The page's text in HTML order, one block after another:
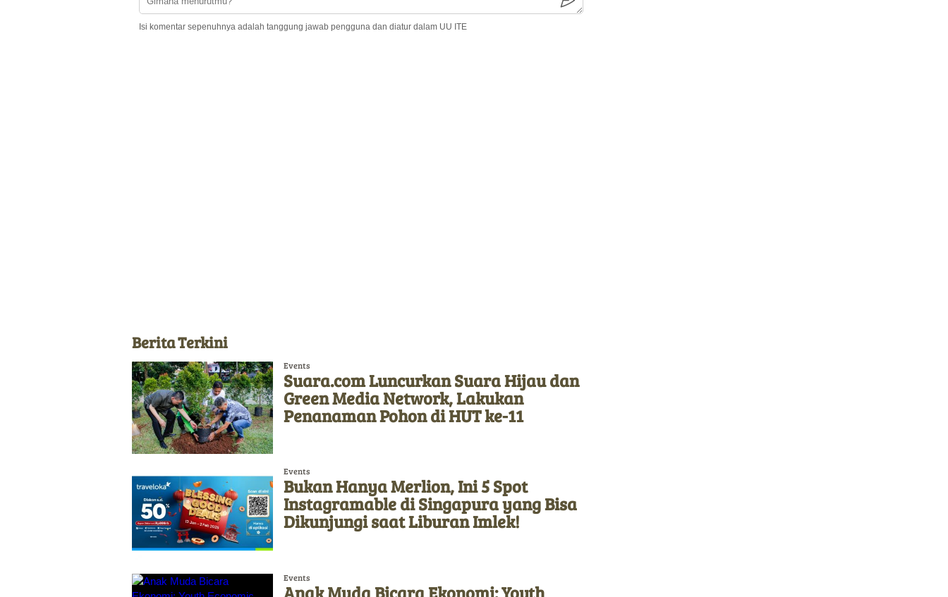
Isi komentar sepenuhnya adalah tanggung jawab pengguna dan diatur dalam UU ITE
Berita Terkini
Events
Suara.com Luncurkan Suara Hijau dan
Green Media Network, Lakukan
Penanaman Pohon di HUT ke-11
Events
Bukan Hanya Merlion, Ini 5 Spot
Instagramable di Singapura yang Bisa
Dikunjungi saat Liburan Imlek!
Events
Anak Muda Bicara Ekonomi: Youth